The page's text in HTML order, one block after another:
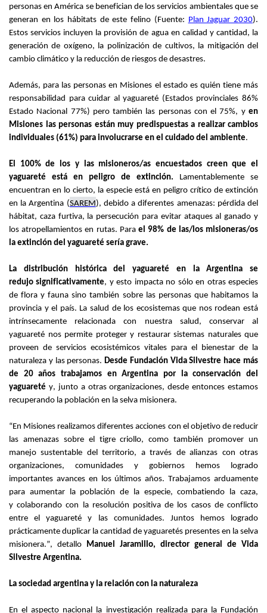
personas en América se benefician de los servicios ambientales que se
generan en los hábitats de este felino (Fuente: Plan Jaguar 2030).
Estos servicios incluyen la provisión de agua en calidad y cantidad, la
generación de oxígeno, la polinización de cultivos, la mitigación del
cambio climático y la reducción de riesgos de desastres.
Además, para las personas en Misiones el estado es quién tiene más
responsabilidad para cuidar al yaguareté (Estados provinciales 86%
Estado Nacional 77%) pero también las personas con el 75%, y en
Misiones las personas están muy predispuestas a realizar cambios
individuales (61%) para involucrarse en el cuidado del ambiente.
El 100% de los y las misioneros/as encuestados creen que el
yaguareté está en peligro de extinción. Lamentablemente se
encuentran en lo cierto, la especie está en peligro crítico de extinción
en la Argentina (SAREM), debido a diferentes amenazas: pérdida del
hábitat, cazafurtiva, la persecución para evitar ataques al ganado y
los atropellamientos en rutas. Parael 98% de las/los misioneras/os
la extinción del yaguareté sería grave.
La distribución histórica del yaguareté en la Argentina se
redujo significativamente, y esto impacta no sólo en otras especies
de flora y fauna sino también sobre las personas que habitamos la
provincia yel país. La salud de los ecosistemas que nos rodean está
intrínsecamente relacionadacon nuestra salud, conservar al
yaguareté nos permite proteger y restaurar sistemas naturales que
proveen de servicios ecosistémicos vitales para el bienestar de la
naturaleza y las personas.Desde Fundación Vida Silvestre hace más
de 20 años trabajamos en Argentina por la conservación del
yaguareté y, junto a otras organizaciones, desde entonces estamos
recuperando la población en la selva misionera.
“En Misiones realizamos diferentesacciones con el objetivo de reducir
las amenazas sobre el tigre criollo, como también promover un
manejosustentable del territorio, a través de alianzas conotras
organizaciones, comunidades y gobiernos hemos logrado
importantes avances en los últimos años. Trabajamos arduamente
para aumentar la población de la especie, combatiendo la caza,
ycolaborando con la resolución positiva de los casos de conflicto
entre el yaguareté y las comunidades. Juntos hemos logrado
prácticamente duplicar la cantidad de yaguaretés presentes en la selva
misionera.”, detallo Manuel Jaramillo, director general de Vida
Silvestre Argentina.
La sociedad argentina y la relación con la naturaleza
En el aspecto nacional la investigación realizada para la Fundación